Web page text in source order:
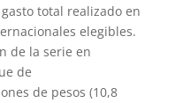
total realizado en
elegibles.
de la serie en
de
de pesos (10,8